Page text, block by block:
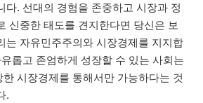
다. 선대의 경험을 존중하고 시장과 정
신중한 태도를 견지한다면 당신은 보
는 자유민주주의와 시장경제를 지지합
롭고 존엄하게 성장할 수 있는 사회는
시장경제를 통해서만 가능하다는 것
.